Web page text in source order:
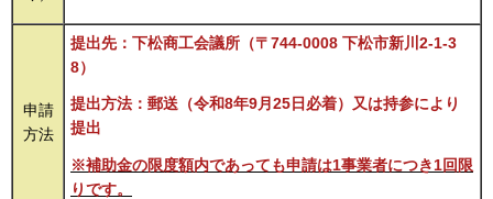
申請
方法
提出先：下松商工会議所（〒744-0008 下松市新川2-1-3
8）
提出方法：郵送（令和8年9月25日必着）又は持参により
提出
※補助金の限度額内であっても申請は1事業者につき1回限
りです。